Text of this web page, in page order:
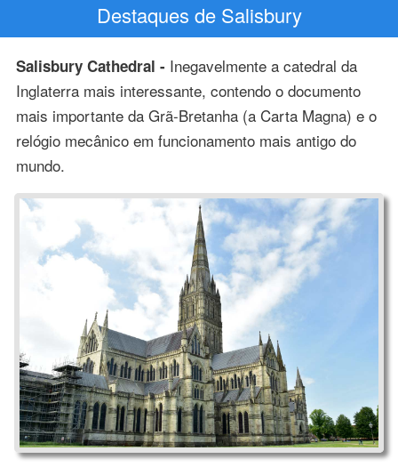
Destaques de Salisbury
Salisbury Cathedral - Inegavelmente a catedral da
Inglaterra mais interessante, contendo o documento
mais importante da Grã-Bretanha (a Carta Magna) e o
relógio mecânico em funcionamento mais antigo do
mundo.